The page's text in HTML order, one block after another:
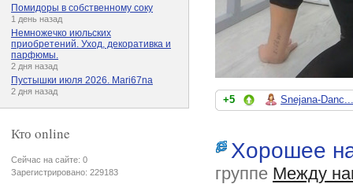
+5 Snejana-Danc...
Хорошее
группе Между
Помидоры в собственному соку
1 день назад
Немножечко июльских
приобретений. Уход, декоративка и
парфюмы.
2 дня назад
Пустышки июля 2026. Mari67na
2 дня назад
Кто online
Сейчас на сайте: 0
Зарегистрировано: 229183